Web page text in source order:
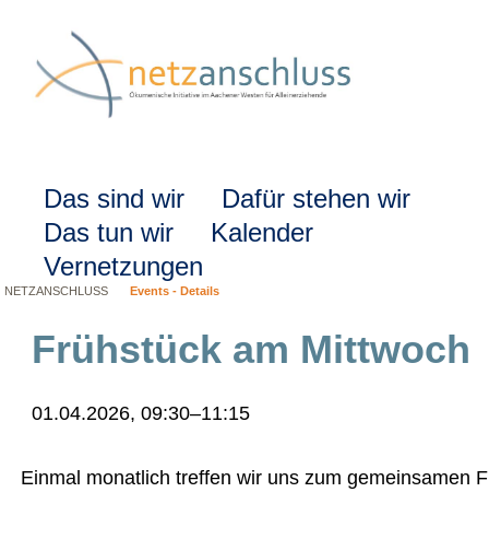
überspringen
Das sind wir
Dafür stehen wir
Das tun wir
Kalender
Vernetzungen
NETZANSCHLUSS Events - Details
Frühstück am Mittwoch
01.04.2026, 09:30–11:15
Einmal monatlich treffen wir uns zum gemeinsamen